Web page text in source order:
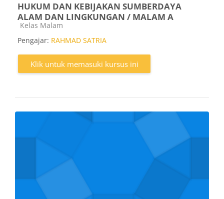
HUKUM DAN KEBIJAKAN SUMBERDAYA
ALAM DAN LINGKUNGAN / MALAM A
Kategori kursus
Kelas Malam
Pengajar: RAHMAD SATRIA
Klik untuk memasuki kursus ini